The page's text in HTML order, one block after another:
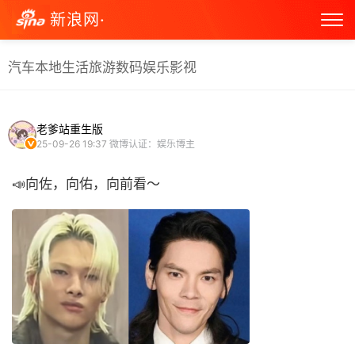
新浪网·
汽车本地生活旅游数码娱乐影视
老爹站重生版
25-09-26 19:37 微博认证：娱乐博主
📣向佐，向佑，向前看～ ​